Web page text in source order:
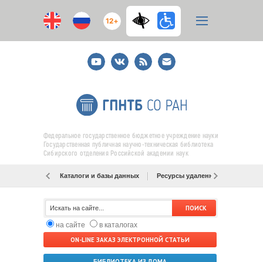
12+
YoutubeВКонтакте
RSS
E-
mail
подписка
Федеральное государственное бюджетное учреждение науки
Государственная публичная научно-техническая библиотека
Сибирского отделения Российской академии наук
Каталоги и базы данных Ресурсы удаленного доступа
на сайте
в каталогах
ON-LINE ЗАКАЗ ЭЛЕКТРОННОЙ СТАТЬИ